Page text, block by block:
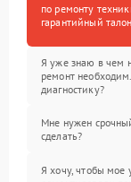
по ремонту
гарантийный
Я уже знаю в чем
ремонт
диагностику?
Мне нужен
сделать?
Я хочу, чтобы мое